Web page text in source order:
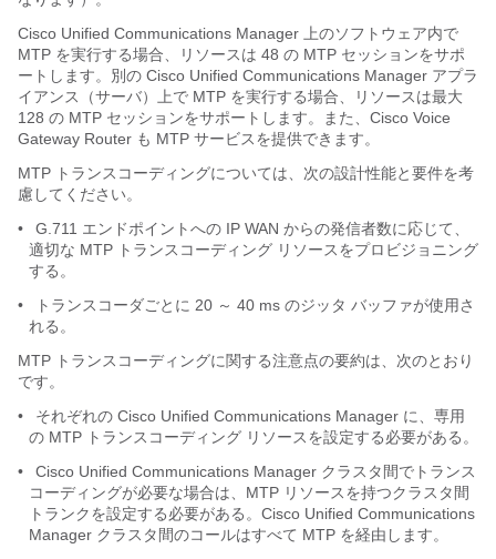
Cisco Unified Communications Manager 上のソフトウェア内で
MTP を実行する場合、リソースは 48 の MTP セッションをサポ
ートします。別の Cisco Unified Communications Manager アプラ
イアンス（サーバ）上で MTP を実行する場合、リソースは最大
128 の MTP セッションをサポートします。また、Cisco Voice
Gateway Router も MTP サービスを提供できます。
MTP トランスコーディングについては、次の設計性能と要件を考
慮してください。
•
G.711 エンドポイントへの IP WAN からの発信者数に応じて、
適切な MTP トランスコーディング リソースをプロビジョニング
する。
•
トランスコーダごとに 20 ～ 40 ms のジッタ バッファが使用さ
れる。
MTP トランスコーディングに関する注意点の要約は、次のとおり
です。
•
それぞれの Cisco Unified Communications Manager に、専用
の MTP トランスコーディング リソースを設定する必要がある。
•
Cisco Unified Communications Manager クラスタ間でトランス
コーディングが必要な場合は、MTP リソースを持つクラスタ間
トランクを設定する必要がある。Cisco Unified Communications
Manager クラスタ間のコールはすべて MTP を経由します。